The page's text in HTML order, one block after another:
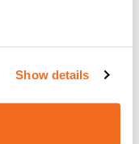
Show details
pas du goût de tout
leurs avantages.